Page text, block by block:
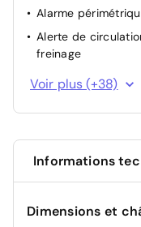
Alarme
Alerte de
freinage
Alerte de
ultrason
Allumage
Assistance à la
Assistance active
Clignotants AV à
Voir plus (+38)
Informations
Dimensions et